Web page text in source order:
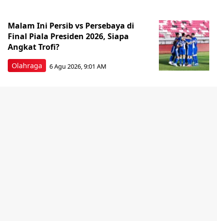
Olahraga
Malam Ini Persib vs Persebaya di
Final Piala Presiden 2026, Siapa
Angkat Trofi?
6 Agu 2026, 9:01 AM